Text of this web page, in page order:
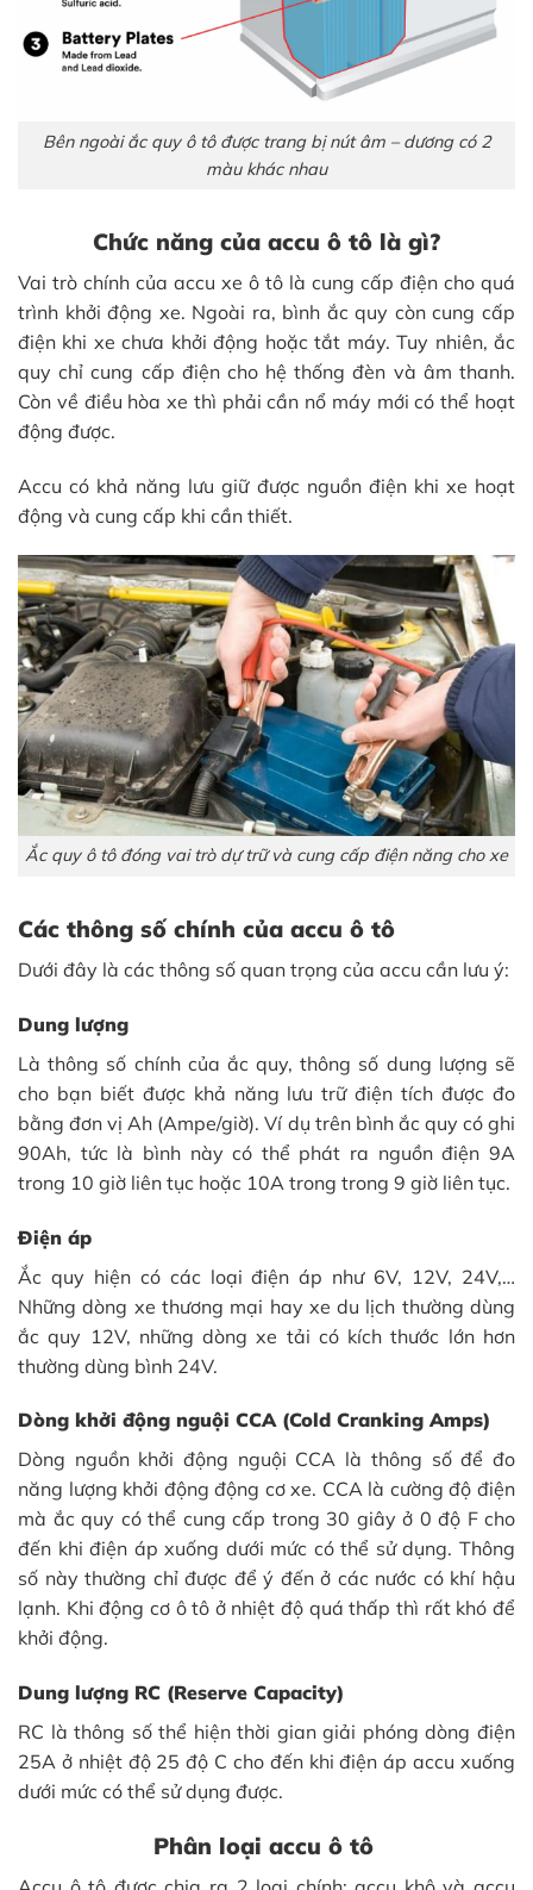
Bên ngoài ắc quy ô tô được trang bị nút âm – dương có 2
màu khác nhau
Chức năng của accu ô tô là gì?
Vai trò chính của accu xe ô tô là cung cấp điện cho quá
trình khởi động xe. Ngoài ra, bình ắc quy còn cung cấp
điện khi xe chưa khởi động hoặc tắt máy. Tuy nhiên, ắc
quy chỉ cung cấp điện cho hệ thống đèn và âm thanh.
Còn về điều hòa xe thì phải cần nổ máy mới có thể hoạt
động được.
Accu có khả năng lưu giữ được nguồn điện khi xe hoạt
động và cung cấp khi cần thiết.
Ắc quy ô tô đóng vai trò dự trữ và cung cấp điện năng cho xe
Các thông số chính của accu ô tô
Dưới đây là các thông số quan trọng của accu cần lưu ý:
Dung lượng
Là thông số chính của ắc quy, thông số dung lượng sẽ
cho bạn biết được khả năng lưu trữ điện tích được đo
bằng đơn vị Ah (Ampe/giờ). Ví dụ trên bình ắc quy có ghi
90Ah, tức là bình này có thể phát ra nguồn điện 9A
trong 10 giờ liên tục hoặc 10A trong trong 9 giờ liên tục.
Điện áp
Ắc quy hiện có các loại điện áp như 6V, 12V, 24V,…
Những dòng xe thương mại hay xe du lịch thường dùng
ắc quy 12V, những dòng xe tải có kích thước lớn hơn
thường dùng bình 24V.
Dòng khởi động nguội CCA (Cold Cranking Amps)
Dòng nguồn khởi động nguội CCA là thông số để đo
năng lượng khởi động động cơ xe. CCA là cường độ điện
mà ắc quy có thể cung cấp trong 30 giây ở 0 độ F cho
đến khi điện áp xuống dưới mức có thể sử dụng. Thông
số này thường chỉ được để ý đến ở các nước có khí hậu
lạnh. Khi động cơ ô tô ở nhiệt độ quá thấp thì rất khó để
khởi động.
Dung lượng RC (Reserve Capacity)
RC là thông số thể hiện thời gian giải phóng dòng điện
25A ở nhiệt độ 25 độ C cho đến khi điện áp accu xuống
dưới mức có thể sử dụng được.
Phân loại accu ô tô